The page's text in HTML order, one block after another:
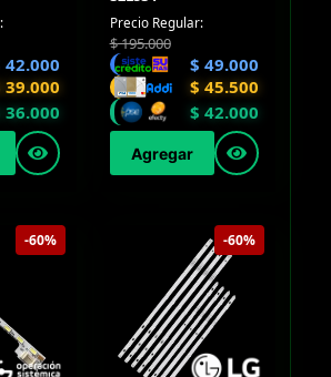
42.000
39.000
36.000
Precio Regular:
$195.000
$ 49.000
$ 45.500
$ 42.000
Agregar
-60% -60%